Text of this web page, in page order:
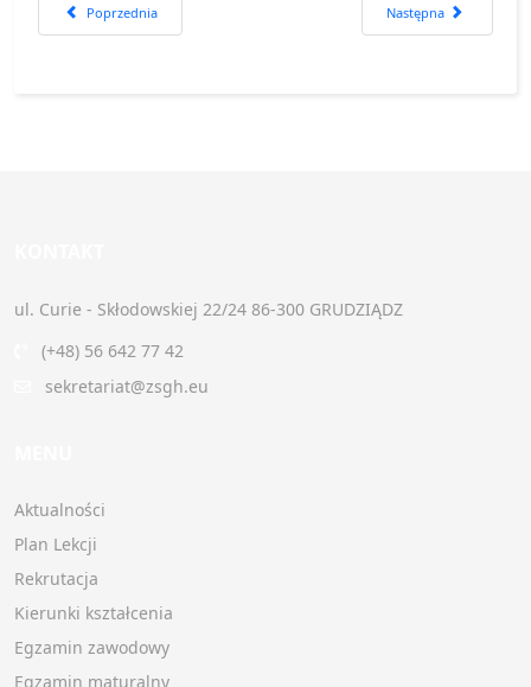
Poprzednia strona: 160. rocznica urodzin Wiktora Kulerskiego
Poprzednia Następna strona:
Następna
ul. Curie - Skłodowskiej 22/24 86-300 GRUDZIĄDZ
(+48) 56 642 77 42
sekretariat@zsgh.eu
Aktualności
Plan Lekcji
Rekrutacja
Kierunki kształcenia
Egzamin zawodowy
Egzamin maturalny